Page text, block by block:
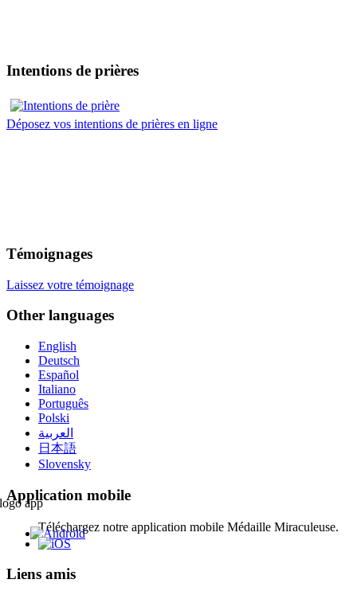
Intentions de prières
Déposez vos intentions de prières en ligne
Témoignages
Laissez votre témoignage
Other languages
English
Deutsch
Español
Italiano
Português
Polski
العربية
日本語
Slovensky
Application mobile
Téléchargez notre application mobile Médaille Miraculeuse.
Liens amis